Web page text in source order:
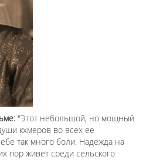
"Этот небольшой, но мощный
кхмеров во всех ее
так много боли. Надежда на
пор живет среди сельского